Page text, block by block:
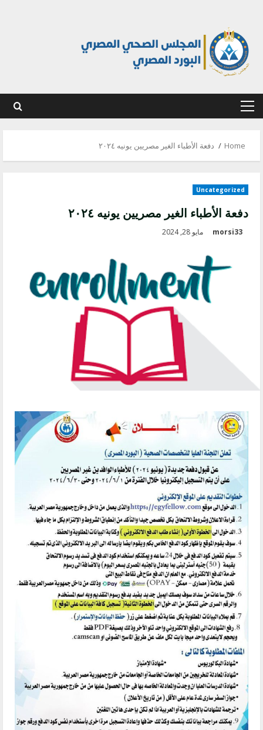
Primary
Home دفعة الأطباء الغير مصريين يونيه ٢٠٢٤
Uncategorized
دفعة الأطباء الغير مصريين يونيه ٢٠٢٤
morsi33 مايو 28, 2024